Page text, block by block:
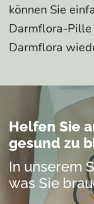
können Sie
Darmflora-Pille
Darmflora
Helfen Sie
gesund zu
In unserem
was Sie